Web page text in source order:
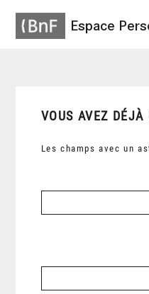
Espace
VOUS AVEZ
Les champs avec un